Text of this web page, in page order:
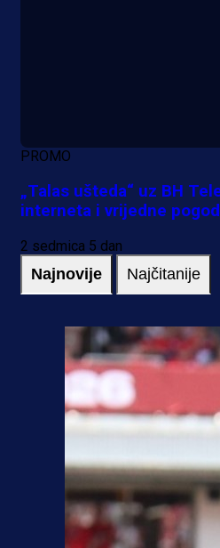
PROMO
„Talas ušteda“ uz BH
interneta i vrijedne
2 sedmica 5 dan
Najnovije Najčitanije